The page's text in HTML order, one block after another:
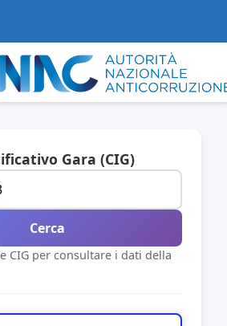
Gara (CIG)
Cerca
CIG per consultare i dati della